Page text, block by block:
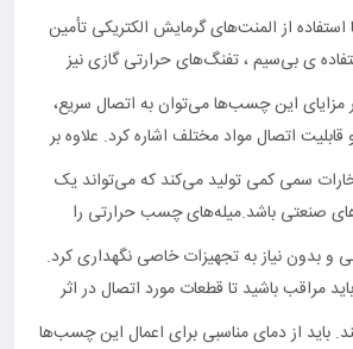
از المنت‌های گرمایش الکتریکی تأمین
ی بی‌سیم ، تفنگ‌های حرارتی گازی نیز
مزایای این چسب‌ها می‌توان به اتصال سریع،
اتصال مواد مختلف اشاره کرد. علاوه بر
سمی کمی تولید می‌کند که می‌تواند یک
صنعتی باشد.میله‌های چسب حرارتی را
و بدون نیاز به تجهیزات خاصی نگهداری کرد.
مراقب باشید تا قطعات مورد اتصال در اثر
باید از دمای مناسبی برای اعمال این چسب‌ها